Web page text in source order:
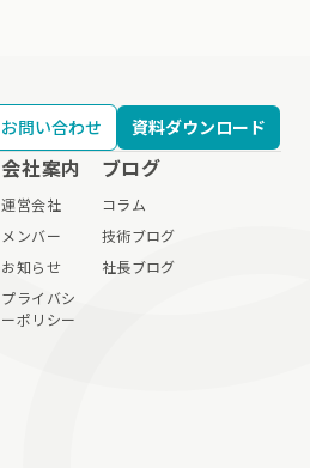
お問い合わせ 資料ダウンロード
会社案内
運営会社
メンバー
お知らせ
プライバシ
ーポリシー
ブログ
コラム
技術ブログ
社長ブログ